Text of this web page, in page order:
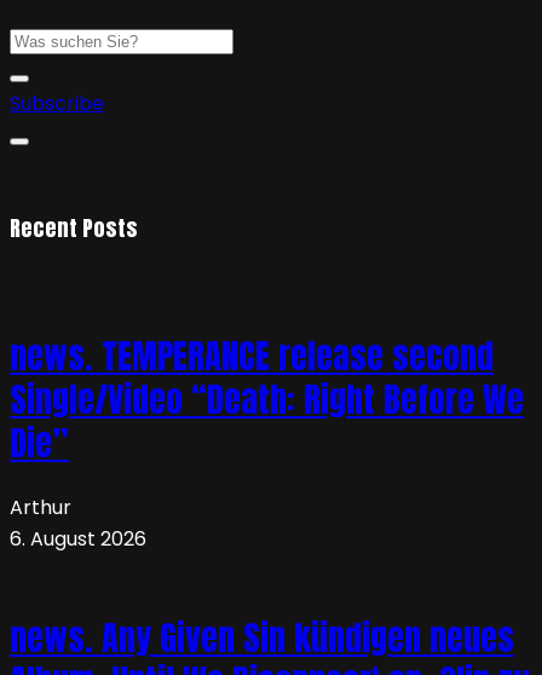
Subscribe
Recent Posts
news. TEMPERANCE release second
Single/Video “Death: Right Before We
Die”
Arthur
6. August 2026
news. Any Given Sin kündigen neues